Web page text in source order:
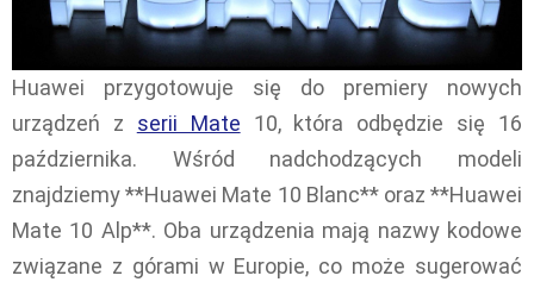
Huawei przygotowuje się do premiery nowych
urządzeń z serii Mate 10, która odbędzie się 16
października. Wśród nadchodzących modeli
znajdziemy **Huawei Mate 10 Blanc** oraz **Huawei
Mate 10 Alp**. Oba urządzenia mają nazwy kodowe
związane z górami w Europie, co może sugerować